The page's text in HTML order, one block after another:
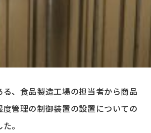
、食品製造工場の担当者から商品
管理の制御装置の設置についての
。